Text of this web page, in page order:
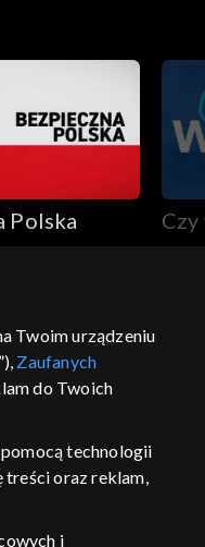
Polska Czy
Twoim urządzeniu
Zaufanych
do Twoich
technologii
treści oraz reklam,
i